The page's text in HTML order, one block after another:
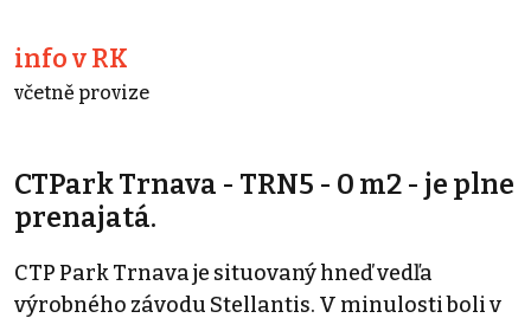
info v RK
včetně provize
CTPark Trnava - TRN5 - 0 m2 - je plne
prenajatá.
CTP Park Trnava je situovaný hneď vedľa
výrobného závodu Stellantis. V minulosti boli v